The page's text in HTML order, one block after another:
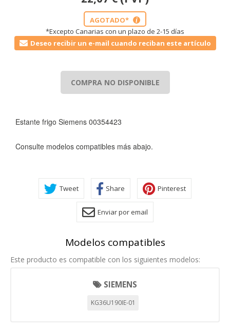
AGOTADO* i
*Excepto Canarias con un plazo de 2-15 días
Deseo recibir un e-mail cuando reciban este artículo
COMPRA NO DISPONIBLE
Estante frigo Siemens 00354423
Consulte modelos compatibles más abajo.
Tweet Share Pinterest
Enviar por email
Modelos compatibles
Este producto es compatible con los siguientes modelos:
SIEMENS
KG36U190IE-01
CONFIGURACIÓN DE COOKIES
HABILITAR TODO RECHAZAR TODO
Cookies necesarias